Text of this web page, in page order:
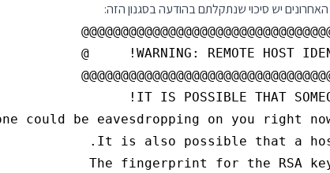
יש סיכוי שנתקלתם בהודעה בסגנון הזה: